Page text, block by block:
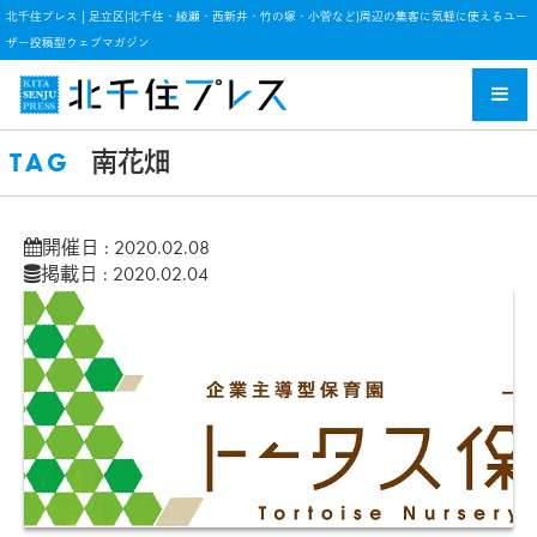
北千住プレス | 足立区(北千住・綾瀬・西新井・竹の塚・小菅など)周辺の集客に気軽に使えるユー
ザー投稿型ウェブマガジン
TAG 南花畑
開催日 : 2020.02.08
掲載日 : 2020.02.04